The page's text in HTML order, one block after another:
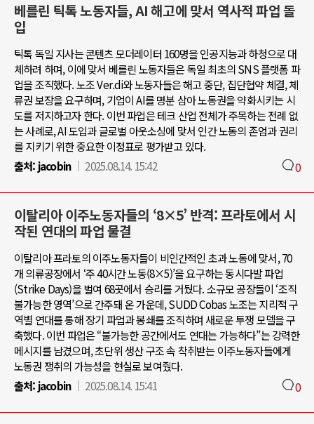
베를린 틱톡 노동자들, AI 해고에 맞서 역사적 파업 돌
입
틱톡 독일 지사는 콘텐츠 모더레이터 160명을 인공지능과 하청으로 대
체하려 하며, 이에 맞서 베를린 노동자들은 독일 최초의 SNS 플랫폼 파
업을 조직했다. 노조 Ver.di와 노동자들은 해고 중단, 집단협약 체결, 체
류권 보장을 요구하며, 기업이 AI를 명분 삼아 노동권을 약화시키는 시
도를 저지하고자 한다. 이번 파업은 테크 산업 전체가 주목하는 전례 없
는 사례로, AI 도입과 글로벌 아웃소싱에 맞서 인간 노동의 존엄과 권리
를 지키기 위한 중요한 이정표로 평가받고 있다.
출처: jacobin 2025.08.14. 15:42 0
이탈리아 이주노동자들의 ‘8×5’ 반격: 프라토에서 시
작된 연대의 파업 물결
이탈리아 프라토의 이주노동자들이 비인간적인 초과 노동에 맞서, 70
개 의류공장에서 ‘주 40시간 노동(8×5)’을 요구하는 동시다발 파업
(Strike Days)을 벌여 68곳에서 승리를 거뒀다. 소규모 공장들이 ‘조직
불가능한 영역’으로 간주돼 온 가운데, SUDD Cobas 노조는 지리적 구
역별 연대를 통해 장기 파업과 봉쇄를 조직하며 새로운 투쟁 모델을 구
축했다. 이번 파업은 “불가능한 공간에서도 연대는 가능하다”는 강력한
메시지를 남겼으며, 초단위 생산 구조 속 착취받는 이주노동자들에게
노동권 쟁취의 가능성을 현실로 보여줬다.
출처: jacobin 2025.08.14. 15:41 0